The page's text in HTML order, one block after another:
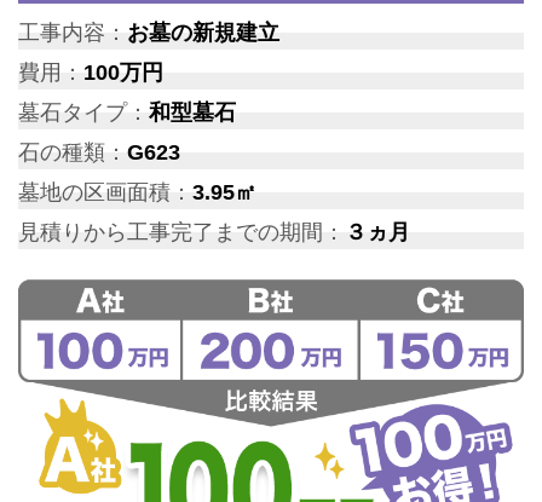
工事内容： お墓の新規建立
費用： 100万円
墓石タイプ：和型墓石
石の種類： G623
墓地の区画面積： 3.95㎡
見積りから工事完了までの期間： ３ヵ月